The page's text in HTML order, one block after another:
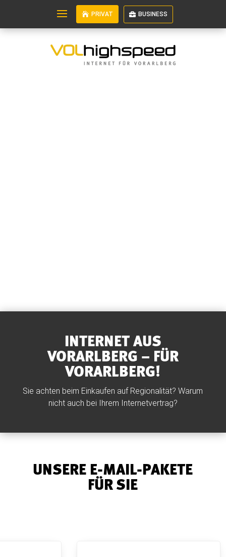
PRIVAT BUSINESS
INTERNET AUS
VORARLBERG – FÜR
VORARLBERG!
Sie achten beim Einkaufen auf Regionalität? Warum
nicht auch bei Ihrem Internetvertrag?
UNSERE E-MAIL-PAKETE
FÜR SIE